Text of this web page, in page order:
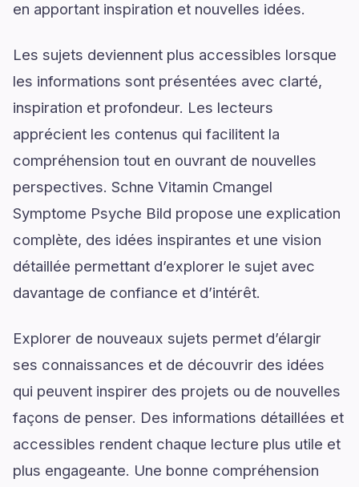
en apportant inspiration et nouvelles idées.
Les sujets deviennent plus accessibles lorsque
les informations sont présentées avec clarté,
inspiration et profondeur. Les lecteurs
apprécient les contenus qui facilitent la
compréhension tout en ouvrant de nouvelles
perspectives. Schne Vitamin Cmangel
Symptome Psyche Bild propose une explication
complète, des idées inspirantes et une vision
détaillée permettant d’explorer le sujet avec
davantage de confiance et d’intérêt.
Explorer de nouveaux sujets permet d’élargir
ses connaissances et de découvrir des idées
qui peuvent inspirer des projets ou de nouvelles
façons de penser. Des informations détaillées et
accessibles rendent chaque lecture plus utile et
plus engageante. Une bonne compréhension